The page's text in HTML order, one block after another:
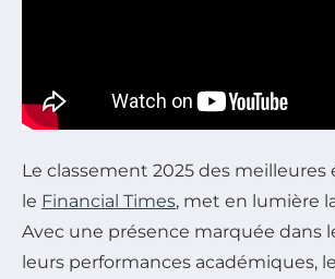
Le classement 2025 des
le Financial Times, met en lumière
Avec une présence marquée dans
leurs performances académiques,